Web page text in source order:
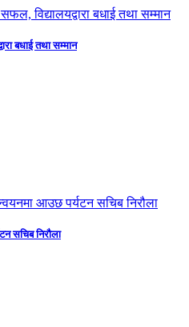
बधाई तथा सम्मान
सचिब निरौला